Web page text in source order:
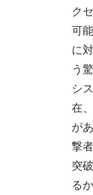
ク
可
に
う
シ
在
が
撃
突
る